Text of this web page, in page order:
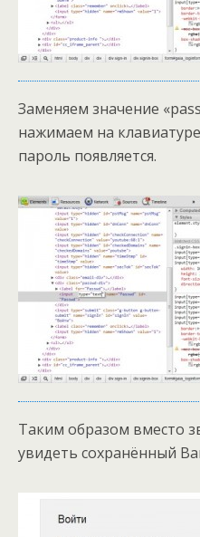
Заменяем значение
нажимаем на
пароль появляется.
Таким образом вместо
увидеть сохранённый